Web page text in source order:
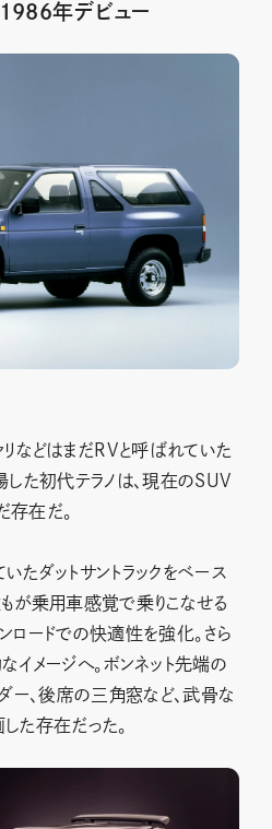
/1986年デビュー
リなどはまだRVと呼ばれていた
た初代テラノは、現在のSUV
存在だ。
たダットサントラックをベース
が乗用車感覚で乗りこなせる
ロードでの快適性を強化。さら
イメージへ。ボンネット先端の
ダー、後席の三角窓など、武骨な
た存在だった。